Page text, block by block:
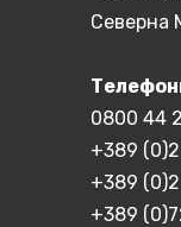
Северна
0800 44
+389 (0)2
+389
+389